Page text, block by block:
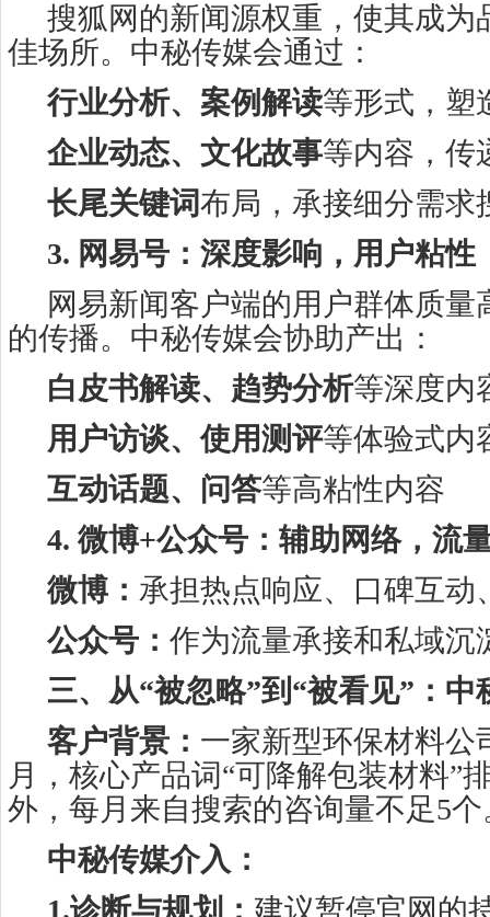
搜狐网的新闻源权重，使其成为
佳场所。中秘传媒会通过：
行业分析、案例解读等形式，塑
企业动态、文化故事等内容，传
长尾关键词布局，承接细分需求
3. 网易号：深度影响，用户粘性
网易新闻客户端的用户群体质量
的传播。中秘传媒会协助产出：
白皮书解读、趋势分析等深度内
用户访谈、使用测评等体验式内
互动话题、问答等高粘性内容
4. 微博+公众号：辅助网络，流
微博： 承担热点响应、口碑互动
公众号： 作为流量承接和私域沉
三、从“被忽略”到“被看见”：中
客户背景： 一家新型环保材料公
月，核心产品词“可降解包装材料”
外，每月来自搜索的咨询量不足5个
中秘传媒介入：
1.诊断与规划： 建议暂停官网的